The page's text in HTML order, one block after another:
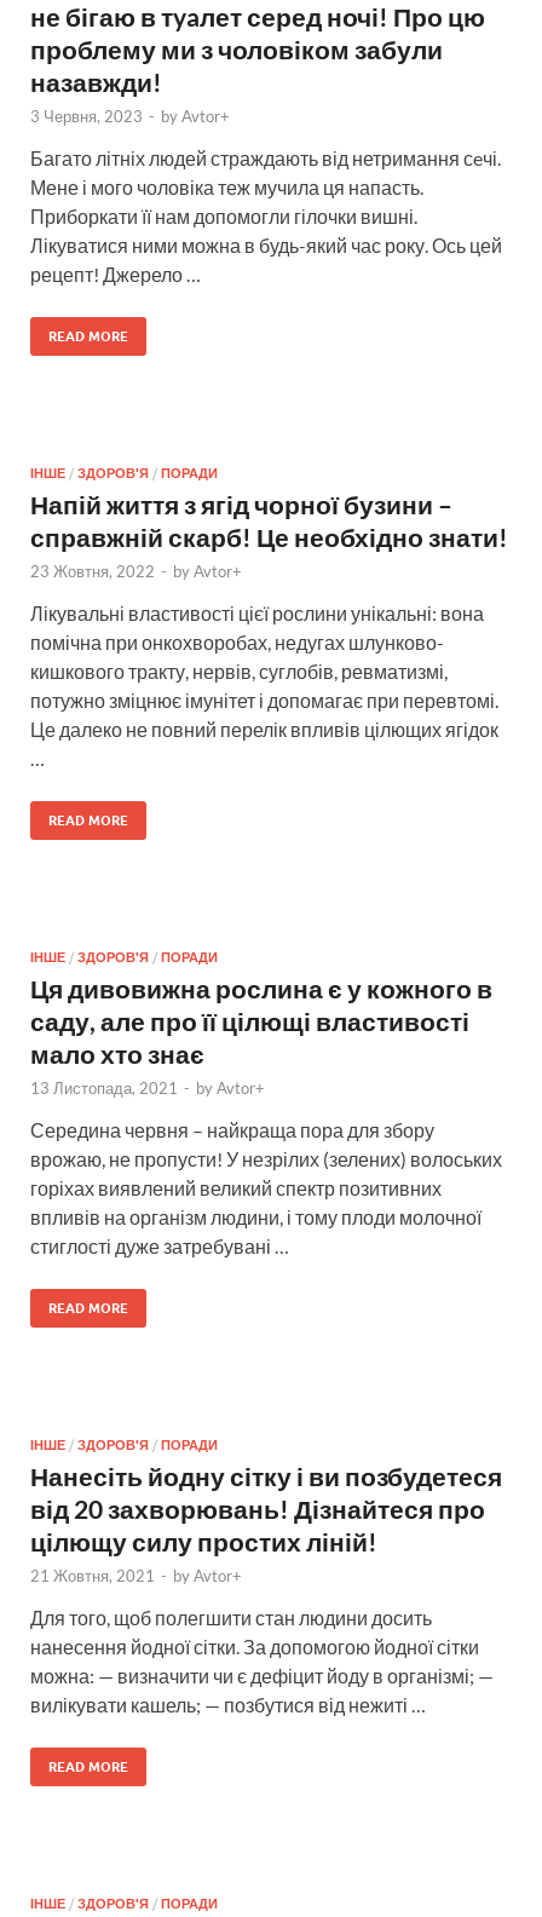
не бігаю в тyaлет серед ночі! Про цю
проблему ми з чоловіком забули
назавжди!
3 Червня, 2023 - byAvtor+
Багато літніх людей страждають від нетримання сeчі.
Мене і мого чоловіка теж мучила ця напасть.
Приборкати її нам допомогли гілочки вишні.
Лікуватися ними можна в будь-який час року. Ось цей
рецепт! Джерело …
READ MORE
ІНШЕ / ЗДОРОВ'Я / ПОРАДИ
Напій життя з ягід чорної бузини –
справжній скарб! Це необхідно знати!
23 Жовтня, 2022 - byAvtor+
Лікувальні властивості цієї рослини унікальні: вона
помічна при онкохворобах, недугах шлунково-
кишкового тракту, нервів, суглобів, ревматизмі,
потужно зміцнює імунітет і допомагає при перевтомі.
Це далеко не повний перелік впливів цілющих ягідок
…
READ MORE
ІНШЕ / ЗДОРОВ'Я / ПОРАДИ
Ця дивовижна рослина є у кожного в
саду, але про її цілющі властивості
мало хто знає
13 Листопада, 2021 - byAvtor+
Середина червня – найкраща пора для збору
врожаю, не пропусти! У незрілих (зелених) волоських
горіхах виявлений великий спектр позитивних
впливів на організм людини, і тому плоди молочної
стиглості дуже затребувані …
READ MORE
ІНШЕ / ЗДОРОВ'Я / ПОРАДИ
Нанесіть йодну сітку і ви позбудетеся
від 20 захворювань! Дізнайтеся про
цілющу силу простих ліній!
21 Жовтня, 2021 - byAvtor+
Для того, щоб полегшити стан людини досить
нанесення йодної сітки. За допомогою йодної сітки
можна: — визначити чи є дефіцит йоду в організмі; —
вилікувати кашель; — позбутися від нежиті …
READ MORE
ІНШЕ / ЗДОРОВ'Я / ПОРАДИ